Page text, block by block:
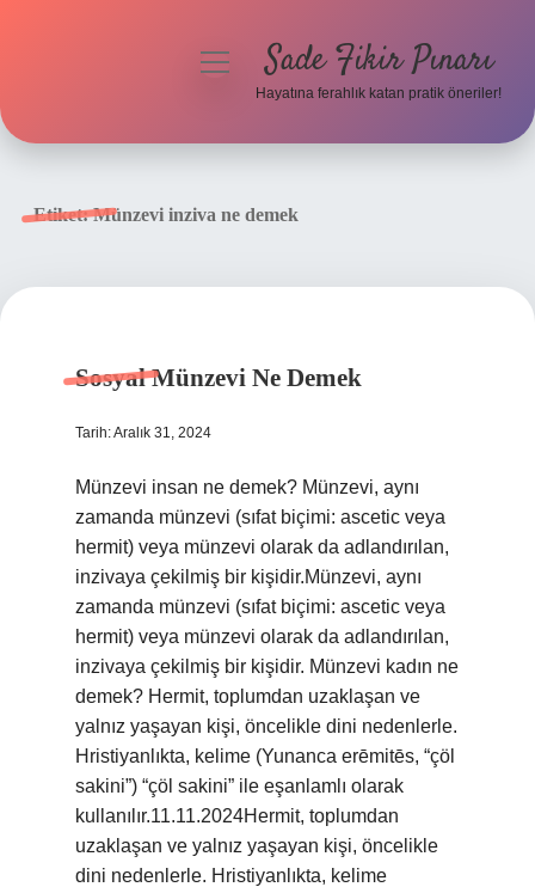
menüyüSade Fikir Pınarı
Hayatına ferahlık katan pratik öneriler!
Etiket:Münzevi inziva ne demek
Sosyal Münzevi Ne Demek
Tarih: Aralık 31, 2024
Münzevi insan ne demek? Münzevi, aynı
zamanda münzevi (sıfat biçimi: ascetic veya
hermit) veya münzevi olarak da adlandırılan,
inzivaya çekilmiş bir kişidir.Münzevi, aynı
zamanda münzevi (sıfat biçimi: ascetic veya
hermit) veya münzevi olarak da adlandırılan,
inzivaya çekilmiş bir kişidir. Münzevi kadın ne
demek? Hermit, toplumdan uzaklaşan ve
yalnız yaşayan kişi, öncelikle dini nedenlerle.
Hristiyanlıkta, kelime (Yunanca erēmitēs, “çöl
sakini”) “çöl sakini” ile eşanlamlı olarak
kullanılır.11.11.2024Hermit, toplumdan
uzaklaşan ve yalnız yaşayan kişi, öncelikle
dini nedenlerle. Hristiyanlıkta, kelime